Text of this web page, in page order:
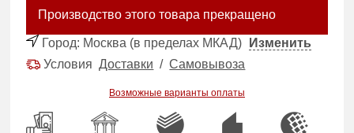
Производство этого товара прекращено
Город: Москва (в пределах МКАД)
Изменить
УсловияДоставки /Самовывоза
Возможные варианты оплаты